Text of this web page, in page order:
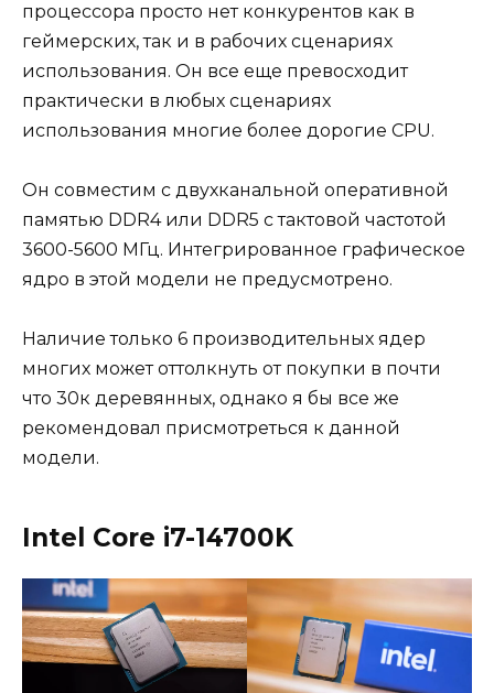
процессора просто нет конкурентов как в
геймерских, так и в рабочих сценариях
использования. Он все еще превосходит
практически в любых сценариях
использования многие более дорогие CPU.
Он совместим с двухканальной оперативной
памятью DDR4 или DDR5 с тактовой частотой
3600-5600 МГц. Интегрированное графическое
ядро в этой модели не предусмотрено.
Наличие только 6 производительных ядер
многих может оттолкнуть от покупки в почти
что 30к деревянных, однако я бы все же
рекомендовал присмотреться к данной
модели.
Intel Core i7-14700K